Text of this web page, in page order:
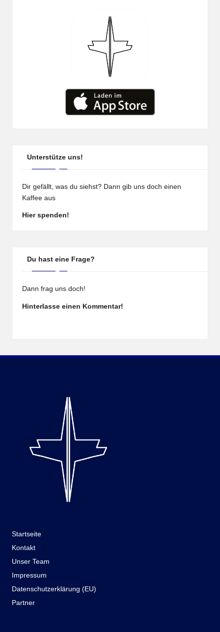
Unterstütze uns!
Dir gefällt, was du siehst? Dann gib uns doch einen
Kaffee aus
Hier spenden!
Du hast eine Frage?
Dann frag uns doch!
Hinterlasse einen Kommentar!
Startseite
Kontakt
Unser Team
Impressum
Datenschutzerklärung (EU)
Partner